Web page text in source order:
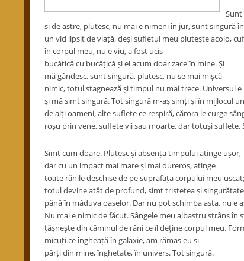
Sunt
și de astre, plutesc, nu mai e nimeni în jur, sunt singură
un vid lipsit de viață, deși sufletul meu plutește acolo,
în corpul meu, nu e viu, a fost ucis
bucățică cu bucățică și el acum doar zace în mine. Și
mă gândesc, sunt singură, plutesc, nu se mai mișcă
nimic, totul stagnează și timpul nu mai trece. Universul e
și mă simt singură. Tot singură m-aș simți și în mijlocul
de alți oameni, alte suflete ce respiră, cărora le curge
roșu prin vene, suflete vii sau moarte, dar totuși suflete.
Simt cum doare. Plutesc și absența timpului atinge ușor,
dar cu un impact mai mare și mai dureros, atinge
toate rănile deschise de pe suprafața corpului meu uscat;
totul devine atât de profund, simt tristețea și
până în măduva oaselor. Dar nu pot schimba asta, nu e
Nu mai e nimic de făcut. Sângele meu albastru strâns în
țâșnește din căminul de răni ce îl deține corpul meu.
micuți ce îngheață în galaxie, am rămas eu și
părți din mine, înghețate, în univers. Tot singură.